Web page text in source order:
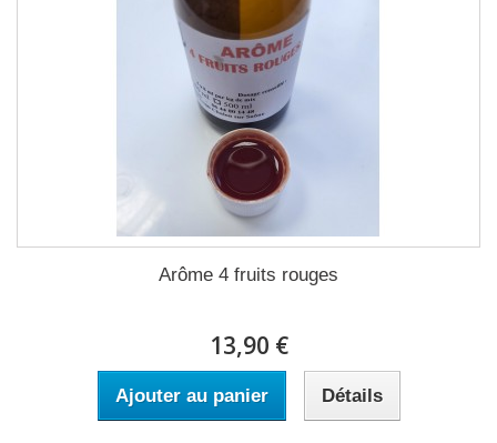
Arôme 4 fruits rouges
13,90 €
Ajouter au panier Détails